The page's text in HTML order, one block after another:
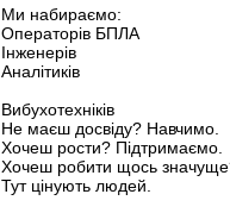
Ми набираємо:
Операторів БПЛА
Інженерів
Аналітиків
Вибухотехніків
Не маєш досвіду? Навчимо.
Хочеш рости? Підтримаємо.
Хочеш робити щось
Тут цінують людей.